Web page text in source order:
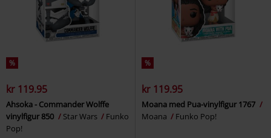
%
kr 119.95
Ahsoka - Commander Wolffe
vinylfigur 850
Star Wars
Funko
Pop!
%
kr 119.95
Moana med Pua-vinylfigur 1767
Moana
Funko Pop!